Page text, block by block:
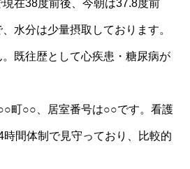
在38度前後、今朝は37.8度前
水分は少量摂取しております。
既往歴として心疾患・糖尿病が
町○○、居室番号は○○です。看護
間体制で見守っており、比較的